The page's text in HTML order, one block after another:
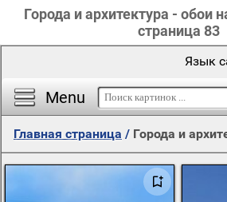
Города и архитектура - обои
страница 83
Menu
Язык
Главная страница / Города и